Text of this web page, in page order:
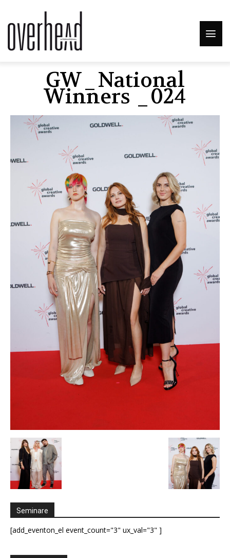
GW_National
Winners _024
Seminare
[add_eventon_el event_count="3" ux_val="3" ]